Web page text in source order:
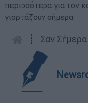
περισσότερα για τον
γιορτάζουν σήμερα
┋ Σαν Σήμερα